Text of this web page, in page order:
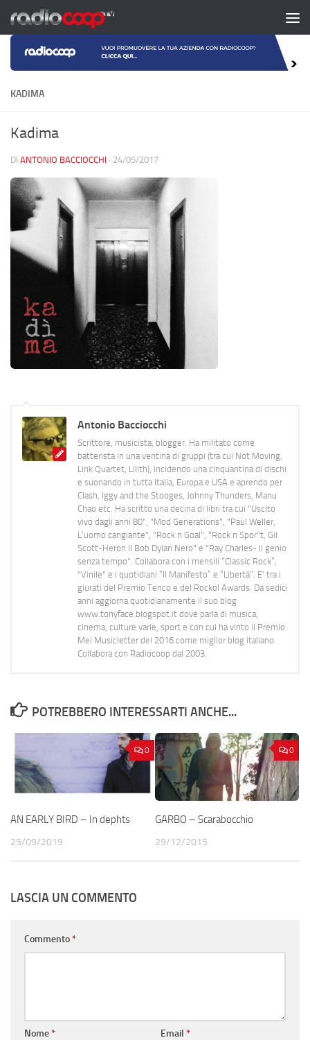
Salta al contenuto
KADIMA
Kadima
DI ANTONIO BACCIOCCHI · 24/05/2017
Antonio Bacciocchi
Scrittore, musicista, blogger. Ha militato come
batterista in una ventina di gruppi (tra cui Not Moving,
Link Quartet, Lilith), incidendo una cinquantina di dischi
e suonando in tutta Italia, Europa e USA e aprendo per
Clash, Iggy and the Stooges, Johnny Thunders, Manu
Chao etc. Ha scritto una decina di libri tra cui "Uscito
vivo dagli anni 80", "Mod Generations", "Paul Weller,
L’uomo cangiante", "Rock n Goal", "Rock n Spor"t, Gil
Scott-Heron Il Bob Dylan Nero" e "Ray Charles- Il genio
senza tempo". Collabora con i mensili “Classic Rock”,
"Vinile" e i quotidiani “Il Manifesto” e “Libertà”. E' tra i
giurati del Premio Tenco e del Rockol Awards. Da sedici
anni aggiorna quotidianamente il suo blog
www.tonyface.blogspot.it dove parla di musica,
cinema, culture varie, sport e con cui ha vinto il Premio
Mei Musicletter del 2016 come miglior blog italiano.
Collabora con Radiocoop dal 2003.
POTREBBERO INTERESSARTI ANCHE...
0
AN EARLY BIRD – In dephts
25/09/2019
0
GARBO – Scarabocchio
29/12/2015
LASCIA UN COMMENTO
Commento*
Nome* Email *